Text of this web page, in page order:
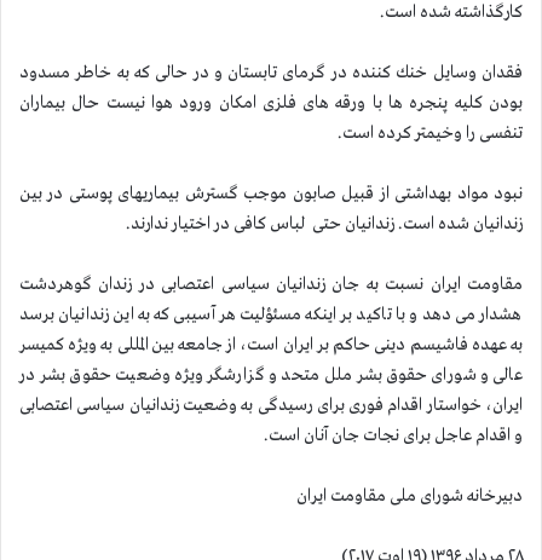
کارگذاشته شده است.
فقدان وسایل خنك كننده در گرمای تابستان و در حالی که به خاطر مسدود
بودن کلیه پنجره ها با ورقه های فلزی امکان ورود هوا نیست حال بیماران
تنفسی را وخیمتر کرده است.
نبود مواد بهداشتی از قبیل صابون موجب گسترش بیماریهای پوستی در بین
زندانیان شده است. زندانیان حتی لباس کافی در اختیار ندارند.
مقاومت ایران نسبت به جان زندانیان سیاسی اعتصابی در زندان گوهردشت
هشدار می دهد و با تاكید بر اینكه مسئؤلیت هر آسیبی كه به این زندانیان برسد
به عهده فاشیسم دینی حاكم بر ایران است، از جامعه بین المللی به ویژه كمیسر
عالی و شورای حقوق بشر ملل متحد و گزارشگر ویژه وضعیت حقوق بشر در
ایران، خواستار اقدام فوری برای رسیدگی به وضعیت زندانیان سیاسی اعتصابی
و اقدام عاجل برای نجات جان آنان است.
دبیرخانه شورای ملی مقاومت ایران